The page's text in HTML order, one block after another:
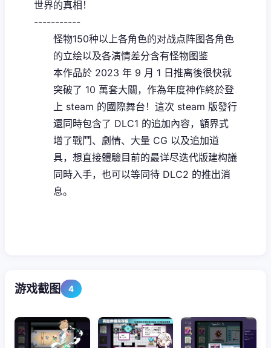
世界的真相！
-----------
怪物150种以上各角色的对战点阵图各角色
的立绘以及各演情差分含有怪物图鉴
本作品於 2023 年 9 月 1 日推离後很快就
突破了 10 萬套大關，作為年度神作終於登
上 steam 的國際舞台！這次 steam 版發行
還同時包含了 DLC1 的追加內容，額界式
增了戰鬥、劇情、大量 CG 以及追加道
具，想直接體驗目前的最详尽迭代版建构議
同時入手，也可以等同待 DLC2 的推出消
息。
游戏截图 4